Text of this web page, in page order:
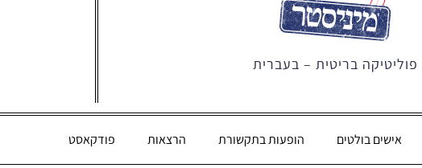
פוליטיקה בריטית – בעברית
אישים בולטים הופעות בתקשורת הרצאות פודקאסט